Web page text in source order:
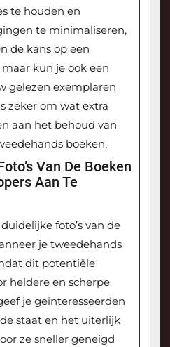
te houden en
te minimaliseren,
de kans op een
kun je ook een
gelezen exemplaren
zeker om wat extra
aan het behoud van
boeken.
Van De Boeken
Aan Te
foto’s van de
je tweedehands
dit potentiële
heldere en scherpe
je geïnteresseerden
staat en het uiterlijk
ze sneller geneigd